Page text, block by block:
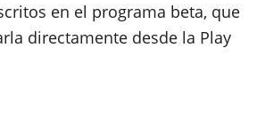
en el programa beta, que
directamente desde la Play